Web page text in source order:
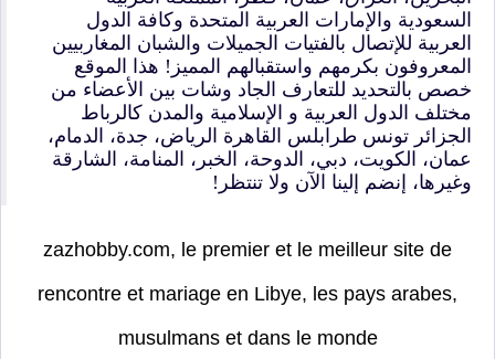
السعودية والإمارات العربية المتحدة وكافة الدول
العربية للإتصال بالفتيات الجميلات والشبان المغاربيين
المعروفون بكرمهم واستقبالهم المميز! هذا الموقع
خصص بالتحديد للتعارف الجاد وشات بين الأعضاء من
مختلف الدول العربية و الإسلامية والمدن كالرباط
الجزائر تونس طرابلس القاهرة الرياض، جدة، الدمام،
عمان، الكويت، دبي، الدوحة، الخبر، المنامة، الشارقة
وغيرها، إنضم إلينا الآن ولا تنتظر!
zazhobby.com, le premier et le meilleur site de
rencontre et mariage en Libye, les pays arabes,
musulmans et dans le monde